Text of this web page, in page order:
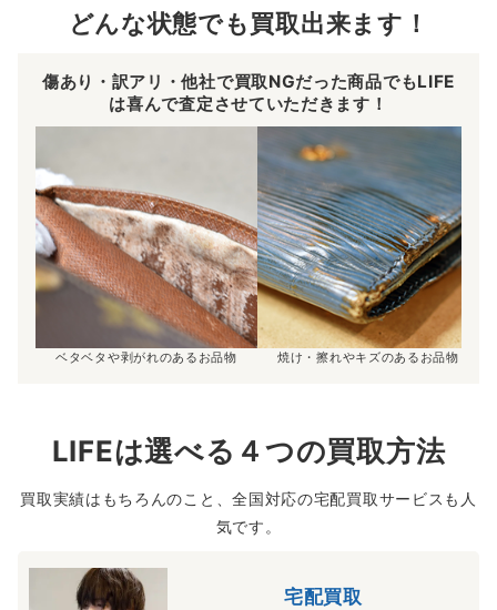
どんな状態でも買取出来ます！
傷あり・訳アリ・他社で買取NGだった商品でもLIFE
は喜んで査定させていただきます！
ベタベタや剥がれのあるお品物 焼け・擦れやキズのあるお品物
LIFEは選べる４つの買取方法
買取実績はもちろんのこと、全国対応の宅配買取サービスも人
気です。
宅配買取